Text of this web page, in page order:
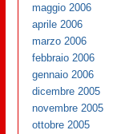
maggio 2006
aprile 2006
marzo 2006
febbraio 2006
gennaio 2006
dicembre 2005
novembre 2005
ottobre 2005